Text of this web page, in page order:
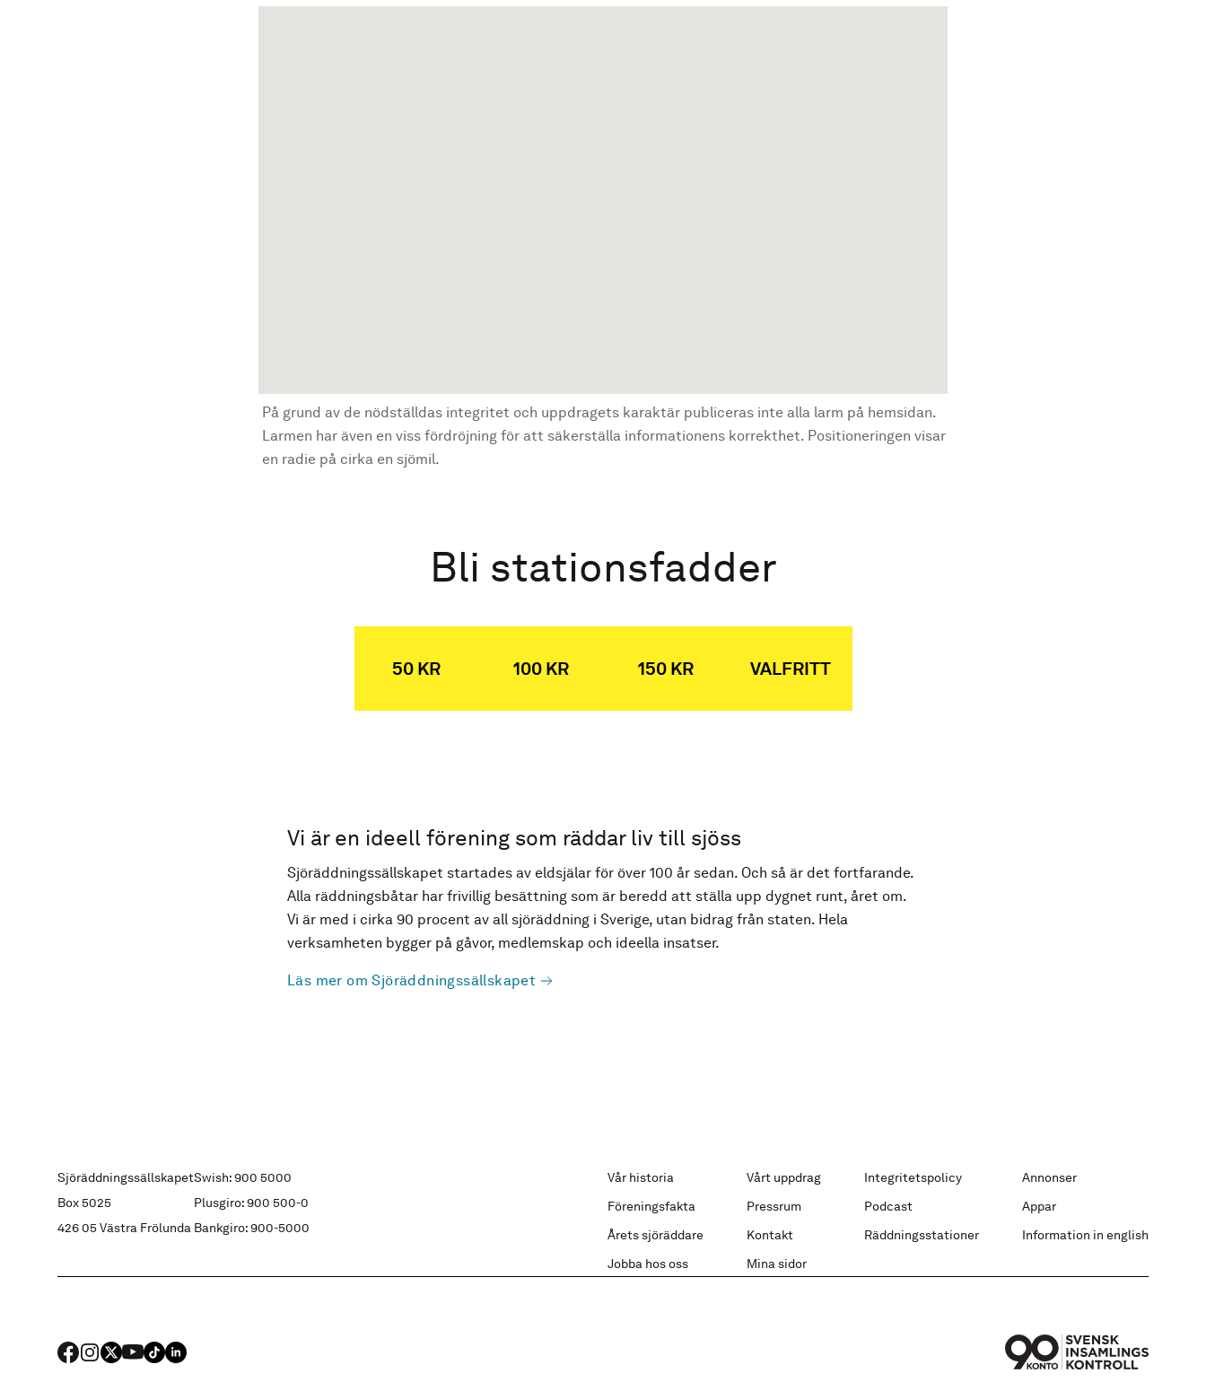
På grund av de nödställdas integritet och uppdragets karaktär publiceras inte alla larm på hemsidan.
Larmen har även en viss fördröjning för att säkerställa informationens korrekthet. Positioneringen visar
en radie på cirka en sjömil.
Bli stationsfadder
50 KR 100 KR 150 KR VALFRITT
Vi är en ideell förening som räddar liv till sjöss
Sjöräddningssällskapet startades av eldsjälar för över 100 år sedan. Och så är det fortfarande.
Alla räddningsbåtar har frivillig besättning som är beredd att ställa upp dygnet runt, året om.
Vi är med i cirka 90 procent av all sjöräddning i Sverige, utan bidrag från staten. Hela
verksamheten bygger på gåvor, medlemskap och ideella insatser.
Läs mer om Sjöräddningssällskapet
Sjöräddningssällskapet
Box 5025
426 05 Västra Frölunda
Swish: 900 5000
Plusgiro: 900 500-0
Bankgiro: 900-5000
Vår historia Vårt uppdrag Integritetspolicy
Annonser
Föreningsfakta
Pressrum Podcast
Appar
Årets sjöräddare
Kontakt Räddningsstationer
Information in english
Jobba hos oss
Mina sidor
FACEBOOK
Instagram
X YouTube
TIKTOKLINKED IN